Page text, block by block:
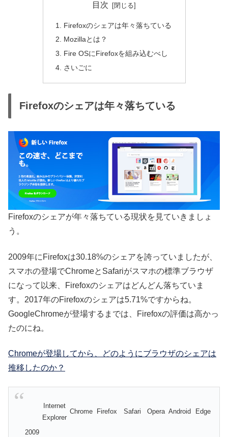
目次
Firefoxのシェアは年々落ちている
Mozillaとは？
Fire OSにFirefoxを組み込むべし
さいごに
Firefoxのシェアは年々落ちている
Firefoxのシェアが年々落ちている現状を見ていきましょ
う。
2009年にFirefoxは30.18%のシェアを誇っていましたが、
スマホの登場でChromeとSafariがスマホの標準ブラウザ
になって以来、Firefoxのシェアはどんどん落ちていま
す。2017年のFirefoxのシェアは5.71%ですからね。
GoogleChromeが登場するまでは、Firefoxの評価は高かっ
たのにね。
Chromeが登場してから、どのようにブラウザのシェアは
推移したのか？
Internet
Explorer
Chrome Firefox Safari Opera Android Edge
2009